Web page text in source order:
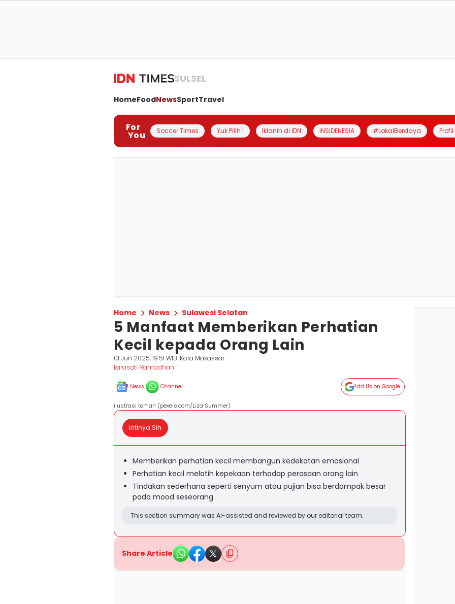
SULSEL
HomeFoodNewsSportTravel
For
You Soccer Times Yuk Pilih ! Iklanin di IDN INSIDENESIA #LokalBerdaya
Home News Sulawesi Selatan
5 Manfaat Memberikan Perhatian
Kecil kepada Orang Lain
01 Jun 2025, 19:51 WIB Kota Makassar
Larasati Ramadhan
News Channel Add Us on Google
ilustrasi teman (pexels.com/Liza Summer)
Intinya Sih
Memberikan perhatian kecil membangun kedekatan emosional
Perhatian kecil melatih kepekaan terhadap perasaan orang lain
Tindakan sederhana seperti senyum atau pujian bisa berdampak besar
pada mood seseorang
This section summary was AI-assisted and reviewed by our editorial team.
Share Article